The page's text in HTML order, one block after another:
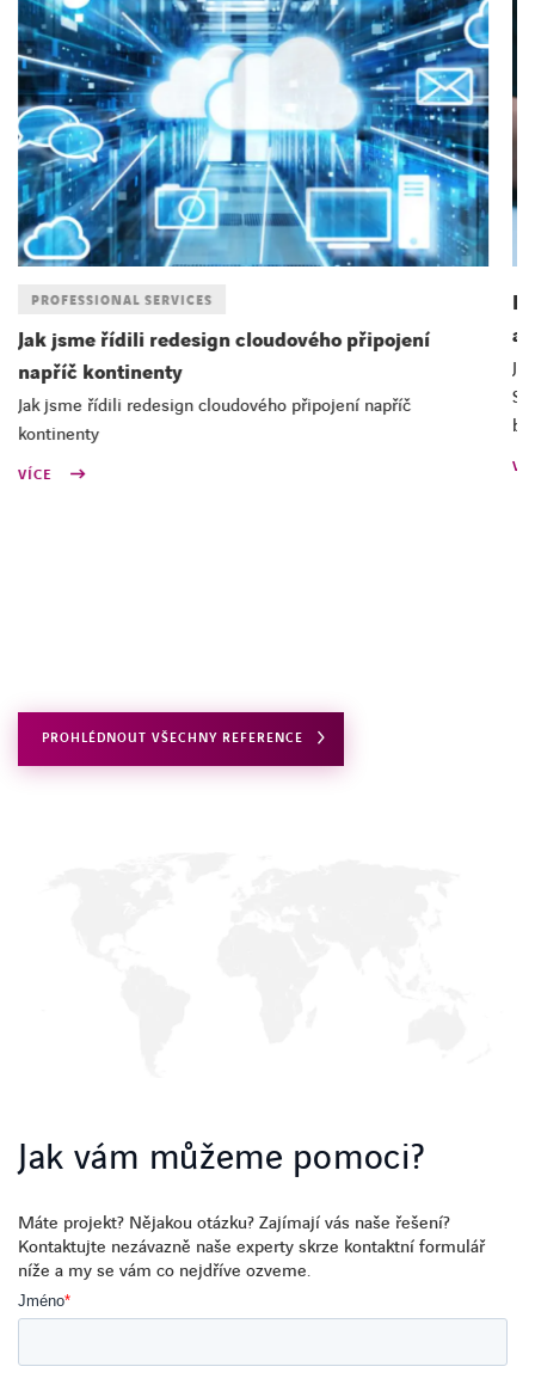
PROFESSIONAL SERVICES
Jak jsme řídili redesign cloudového připojení
napříč kontinenty
Jak jsme řídili redesign cloudového připojení napříč
kontinenty
VÍCE
PROHLÉDNOUT VŠECHNY REFERENCE
Jak vám můžeme pomoci?
Máte projekt? Nějakou otázku? Zajímají vás naše řešení?
Kontaktujte nezávazně naše experty skrze kontaktní formulář
níže a my se vám co nejdříve ozveme.